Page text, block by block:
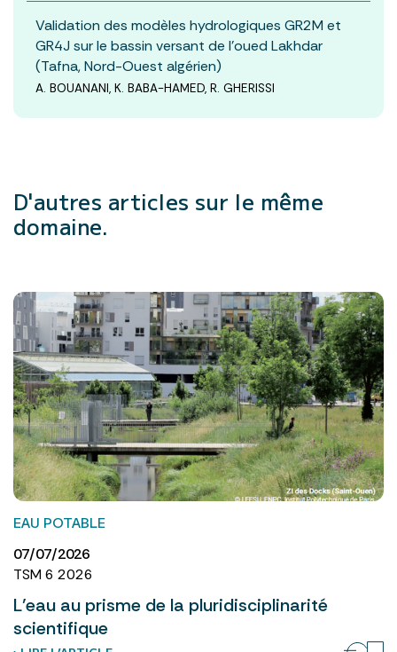
Validation des modèles hydrologiques GR2M et
GR4J sur le bassin versant de l’oued Lakhdar
(Tafna, Nord-Ouest algérien)
A. BOUANANI, K. BABA-HAMED, R. GHERISSI
D'autres articles sur le même
domaine.
EAU POTABLE
07/07/2026
TSM 6 2026
L’eau au prisme de la pluridisciplinarité
scientifique